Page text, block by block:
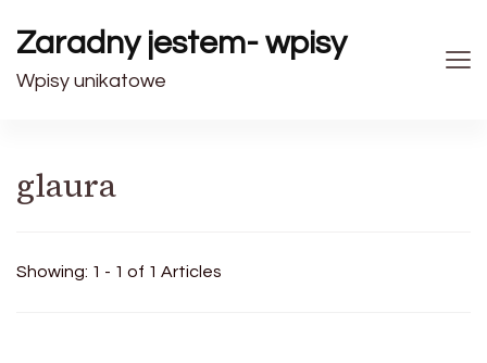
Zaradny jestem- wpisy
Wpisy unikatowe
glaura
Showing: 1 - 1 of 1 Articles